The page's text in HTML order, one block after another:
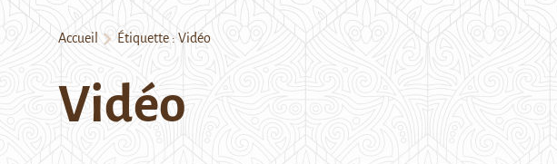
Accueil Étiquette : Vidéo
Vidéo